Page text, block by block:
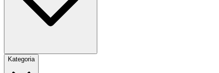
Kategoria